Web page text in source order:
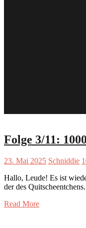
Folge 3/11:
23. Mai 2025 Schniddie
Hallo, Leude! Es ist
der des
Read More